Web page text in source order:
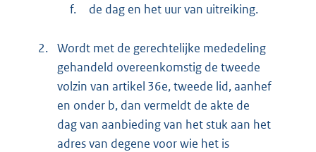
f. de dag en het uur van uitreiking.
2. Wordt met de gerechtelijke mededeling
gehandeld overeenkomstig de tweede
volzin van artikel 36e, tweede lid, aanhef
en onder b, dan vermeldt de akte de
dag van aanbieding van het stuk aan het
adres van degene voor wie het is